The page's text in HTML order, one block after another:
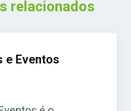
relacionados
e Eventos